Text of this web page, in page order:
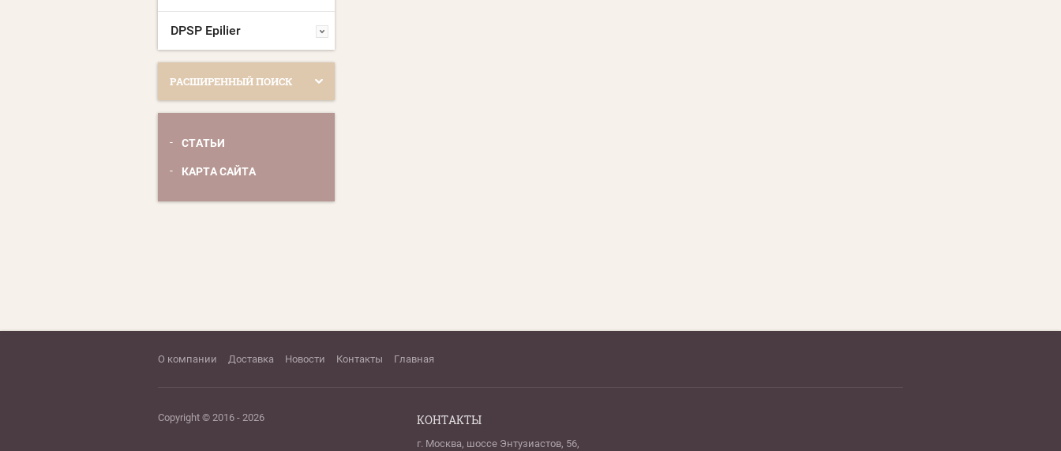
DPSP Epilier
РАСШИРЕННЫЙ ПОИСК
СТАТЬИ
КАРТА САЙТА
О компании Доставка Новости Контакты Главная
Copyright © 2016 - 2026 КОНТАКТЫ
г. Москва, шоссе Энтузиастов, 56,